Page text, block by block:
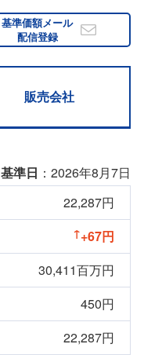
基準価額メール
配信登録
販売会社
基準日 ：2026年8月7日
22,287円
+67円
30,411百万円
450円
22,287円